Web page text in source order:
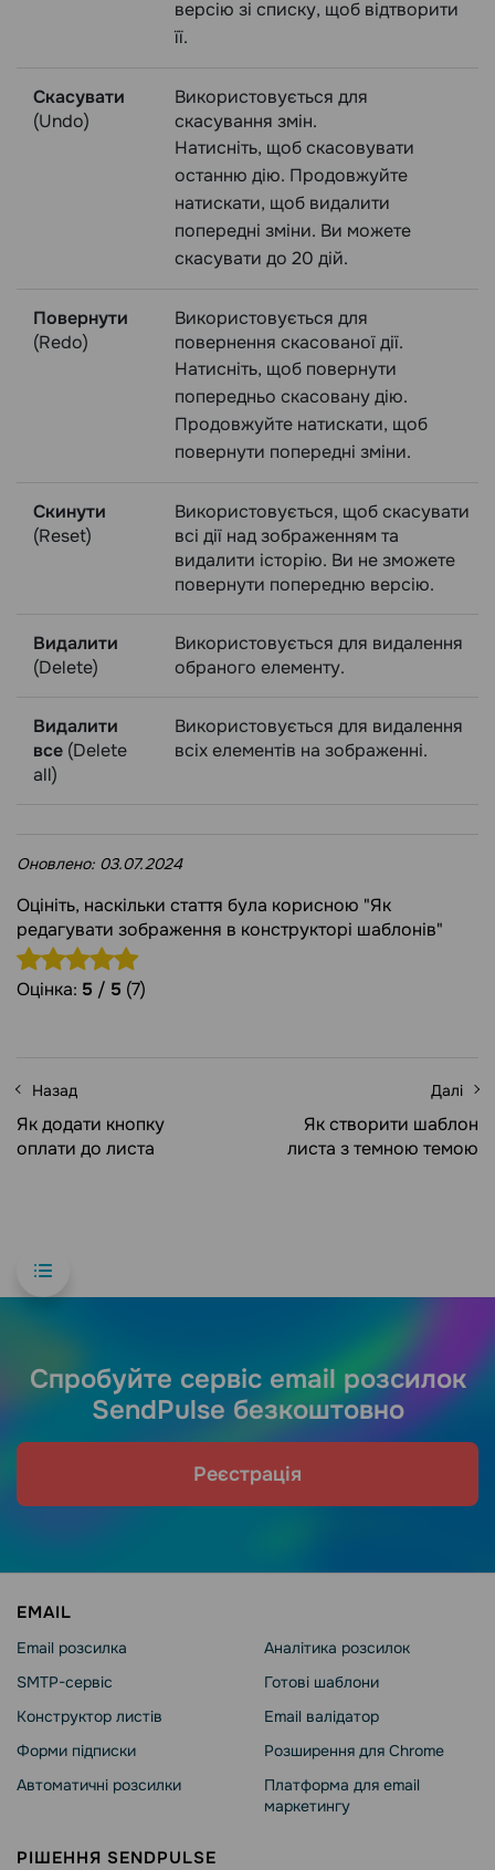
версію зі списку, щоб відтворити
її.
Скасувати
(Undo)
Використовується для
скасування змін.
Натисніть, щоб скасовувати
останню дію. Продовжуйте
натискати, щоб видалити
попередні зміни. Ви можете
скасувати до 20 дій.
Повернути
(Redo)
Використовується для
повернення скасованої дії.
Натисніть, щоб повернути
попередньо скасовану дію.
Продовжуйте натискати, щоб
повернути попередні зміни.
Скинути
(Reset)
Використовується, щоб скасувати
всі дії над зображенням та
видалити історію. Ви не зможете
повернути попередню версію.
Видалити
(Delete)
Використовується для видалення
обраного елементу.
Видалити
все (Delete
all)
Використовується для видалення
всіх елементів на зображенні.
Оновлено: 03.07.2024
Оцініть, наскільки стаття була корисною "Як
редагувати зображення в конструкторі шаблонів"
Оцінка: 5 / 5 (7)
Назад
Як додати кнопку
оплати до листа
Далі
Як створити шаблон
листа з темною темою
Спробуйте сервіс email розсилок
SendPulse безкоштовно
Реєстрація
EMAIL
Email розсилка
SMTP-сервіс
Конструктор листів
Форми підписки
Автоматичні розсилки
Аналітика розсилок
Готові шаблони
Email валідатор
Розширення для Chrome
Платформа для email
маркетингу
РІШЕННЯ SENDPULSE